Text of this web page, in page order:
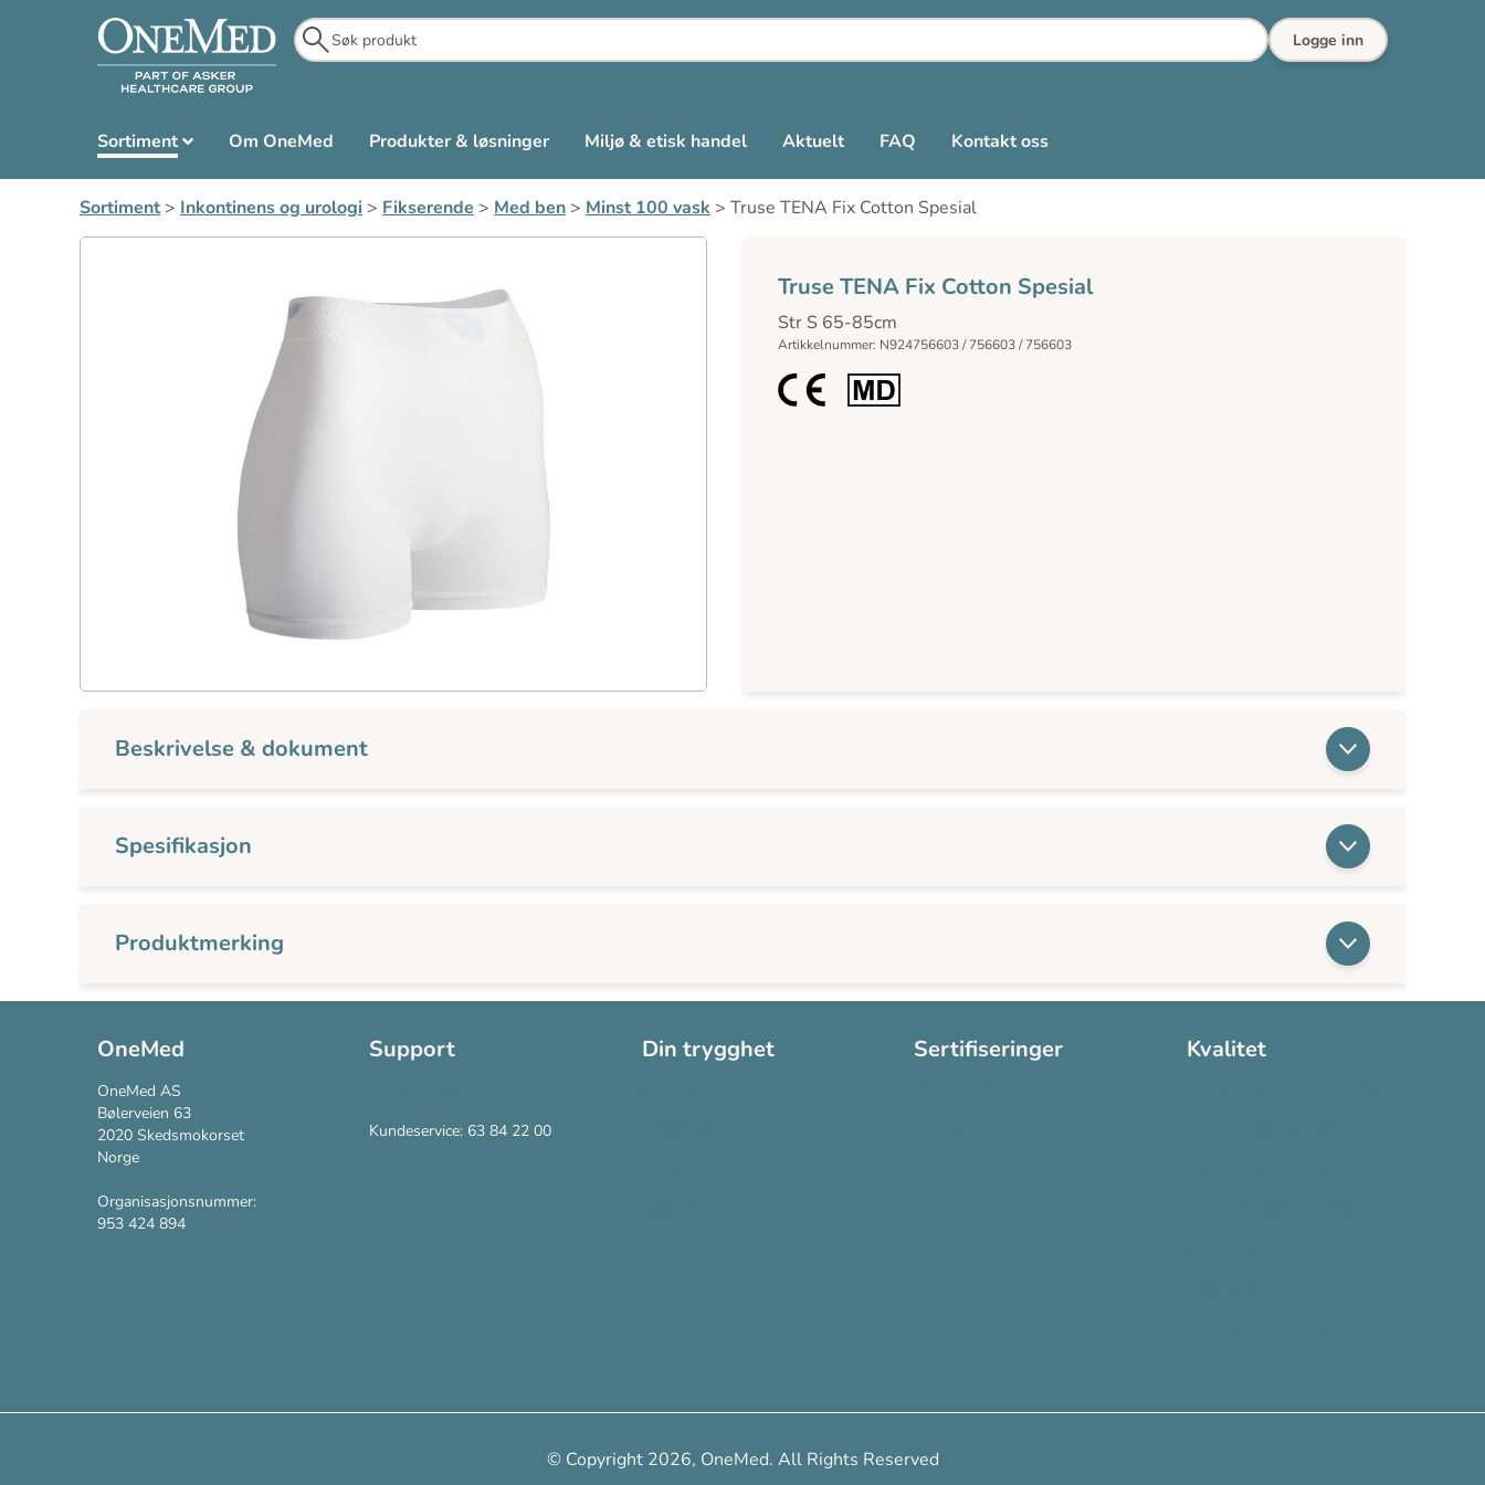
Logge inn
Sortiment Om OneMed Produkter & løsninger Miljø & etisk handel Aktuelt FAQ Kontakt oss
Sortiment> Inkontinens og urologi> Fikserende > Med ben> Minst 100 vask > Truse TENA Fix Cotton Spesial
Truse TENA Fix Cotton Spesial
Str S 65-85cm
Artikkelnummer: N924756603 / 756603 / 756603
Beskrivelse & dokument
Spesifikasjon
Produktmerking
OneMed
OneMed AS
Bølerveien 63
2020 Skedsmokorset
Norge
Organisasjonsnummer:
953 424 894
Support
Kundeservice: 63 84 22 00
Din trygghet Sertifiseringer Kvalitet
© Copyright 2026, OneMed. All Rights Reserved